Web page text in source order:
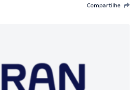
Compartilhe